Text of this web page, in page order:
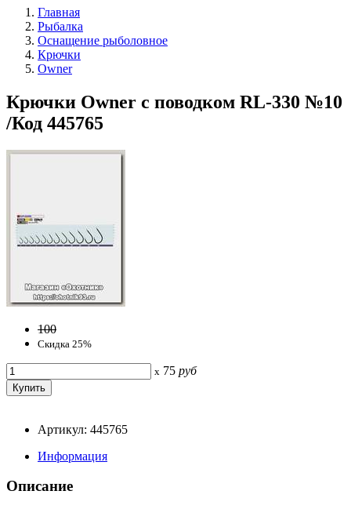
Главная
Рыбалка
Оснащение рыболовное
Крючки
Owner
Крючки Owner с поводком RL-330 №10
/Код 445765
100
Скидка 25%
x 75 руб
Артикул: 445765
Информация
Описание